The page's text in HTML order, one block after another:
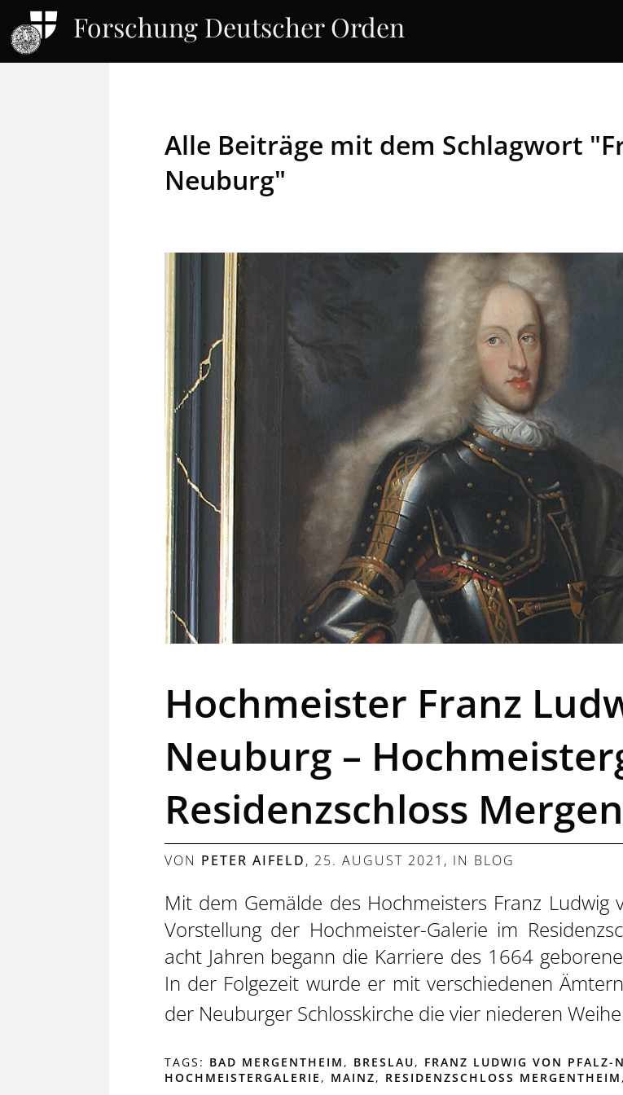
Forschung Deutscher Orden
Alle Beiträge mit dem Schlagwort
Neuburg"
Hochmeister Franz
Neuburg –
Residenzschloss
VON PETER AIFELD, 25. AUGUST 2021 , IN BLOG
Mit dem Gemälde des Hochmeisters Franz Ludwig
Vorstellung der Hochmeister-Galerie im
acht Jahren begann die Karriere des 1664
In der Folgezeit wurde er mit verschiedenen
der Neuburger Schlosskirche die vier niederen
TAGS: BAD MERGENTHEIM , BRESLAU, FRANZ LUDWIG VON PFALZ-
HOCHMEISTERGALERIE , MAINZ, RESIDENZSCHLOSS MERGENTHEIM ,